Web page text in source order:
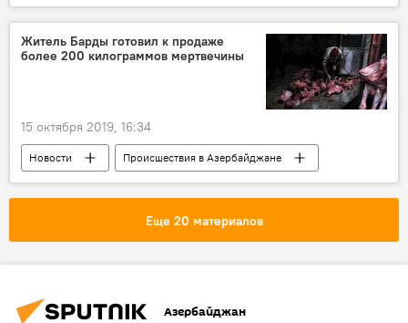
Новости мира
Азербайджан
Новости
Житель Барды готовил к продаже
более 200 килограммов мертвечины
15 октября 2019, 16:34
Новости
Происшествия в Азербайджане
Происшествия
ЖИЗНЬ
Еще 20 материалов
Азербайджан